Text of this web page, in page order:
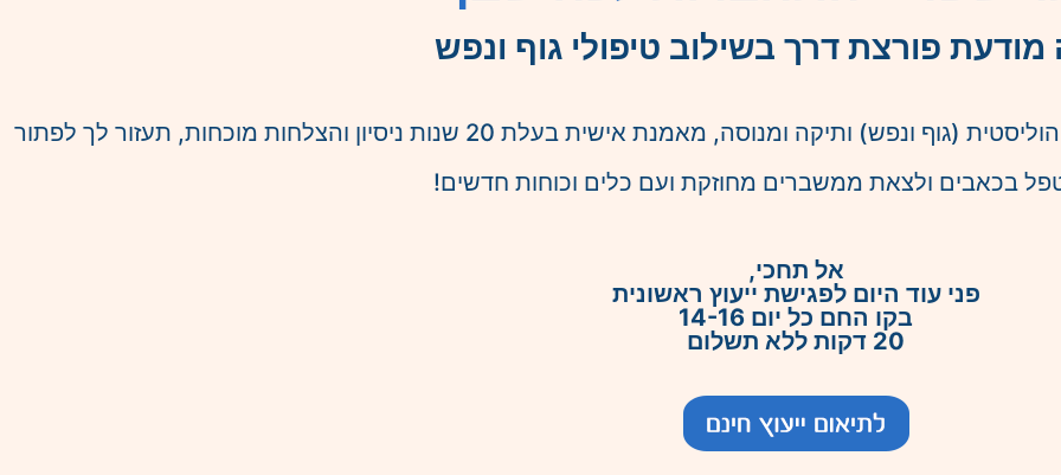
פורצת דרך בשילוב טיפולי גוף ונפש
אסתר שפר (M,A)- פסיכותרפיסטית ומטפלת קלינית הוליסטית (גוף ונפש) ותיקה ומנוסה, מאמנת אישית בעלת 20 שנות ניסיון והצלחות מוכחות, תעזור לך לפתור
בכאבים ולצאת ממשברים מחוזקת ועם כלים וכוחות חדשים!
אל תחכי,
פני עוד היום לפגישת ייעוץ ראשונית
בקו החם כל יום 14-16
20 דקות ללא תשלום